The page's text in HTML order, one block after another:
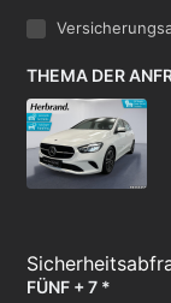
THEMA DER
FÜNF + 7 *